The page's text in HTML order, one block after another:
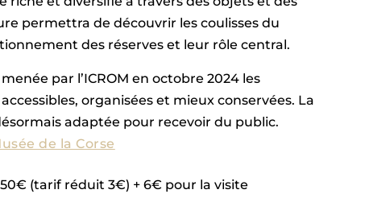
permettra de découvrir les coulisses du
des réserves et leur rôle central.
par l’ICROM en octobre 2024 les
organisées et mieux conservées. La
adaptée pour recevoir du public.
de la Corse
(tarif réduit 3€) + 6€ pour la visite